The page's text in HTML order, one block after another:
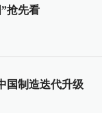
抢先看
国制造迭代升级